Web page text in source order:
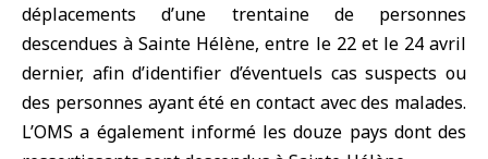
déplacements d’une trentaine de personnes
descendues à Sainte Hélène, entre le 22 et le 24 avril
dernier, afin d’identifier d’éventuels cas suspects ou
des personnes ayant été en contact avec des malades.
L’OMS a également informé les douze pays dont des